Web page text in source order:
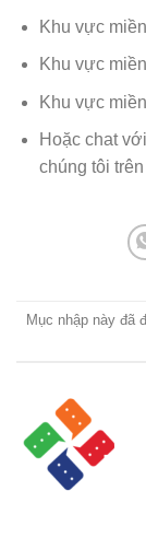
Khu vực
Khu vực
Khu vực
Hoặc chat
chúng tôi
Mục nhập này đã